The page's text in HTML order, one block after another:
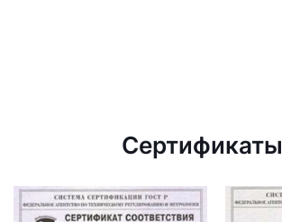
Сертификаты